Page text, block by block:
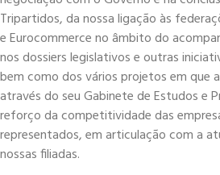
Tripartidos, da nossa ligação às
e Eurocommerce no âmbito do
nos dossiers legislativos e outras
bem como dos vários projetos em que
através do seu Gabinete de Estudos e
reforço da competitividade das
representados, em articulação com a
nossas filiadas.